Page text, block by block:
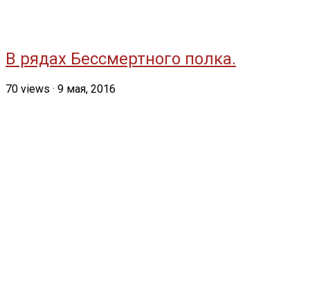
В рядах Бессмертного полка.
70 views · 9 мая, 2016